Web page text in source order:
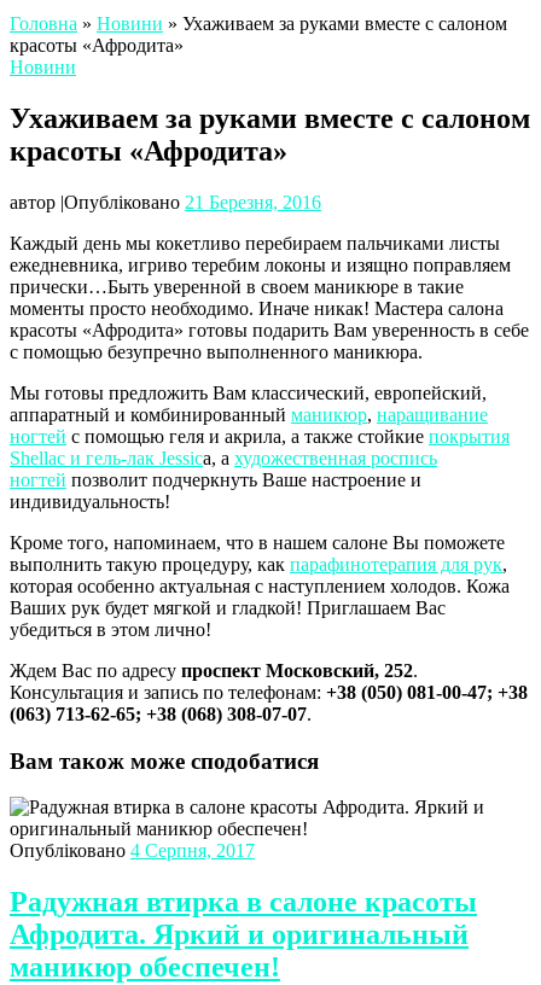
Головна » Новини » Ухаживаем за руками вместе с салоном
красоты «Афродита»
Новини
Ухаживаем за руками вместе с салоном
красоты «Афродита»
автор |Опубліковано 21 Березня, 2016
Каждый день мы кокетливо перебираем пальчиками листы
ежедневника, игриво теребим локоны и изящно поправляем
прически…Быть уверенной в своем маникюре в такие
моменты просто необходимо. Иначе никак! Мастера салона
красоты «Афродита» готовы подарить Вам уверенность в себе
с помощью безупречно выполненного маникюра.
Мы готовы предложить Вам классический, европейский,
аппаратный и комбинированный маникюр, наращивание
ногтей с помощью геля и акрила, а также стойкие покрытия
Shellac и гель-лак Jessica, а художественная роспись
ногтей позволит подчеркнуть Ваше настроение и
индивидуальность!
Кроме того, напоминаем, что в нашем салоне Вы поможете
выполнить такую процедуру, как парафинотерапия для рук,
которая особенно актуальная с наступлением холодов. Кожа
Ваших рук будет мягкой и гладкой! Приглашаем Вас
убедиться в этом лично!
Ждем Вас по адресу проспект Московский, 252.
Консультация и запись по телефонам: +38 (050) 081-00-47; +38
(063) 713-62-65; +38 (068) 308-07-07.
Вам також може сподобатися
Опубліковано 4 Серпня, 2017
Радужная втирка в салоне красоты
Афродита. Яркий и оригинальный
маникюр обеспечен!